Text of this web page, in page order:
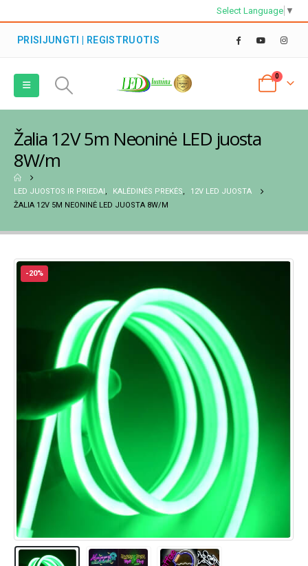
Select Language ▼
PRISIJUNGTI | REGISTRUOTIS
0
Žalia 12V 5m Neoninė LED juosta
8W/m
LED JUOSTOS IR PRIEDAI KALĖDINĖS PREKĖS
12V LED JUOSTA
ŽALIA 12V 5M NEONINĖ LED JUOSTA 8W/M
-20%